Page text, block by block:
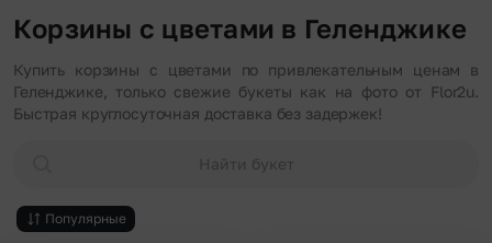
Корзины с цветами в Геленджике
Купить корзины с цветами по привлекательным ценам в
Геленджике, только свежие букеты как на фото от Flor2u.
Быстрая круглосуточная доставка без задержек!
Найти букет
Популярные